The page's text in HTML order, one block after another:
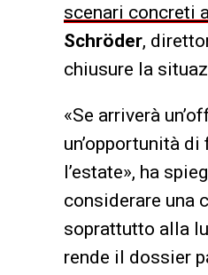
scenari concreti
Schröder,
chiusure la
«Se arriverà
un’opportunità
l’estate», ha
considerare una
soprattutto alla
rende il dossier